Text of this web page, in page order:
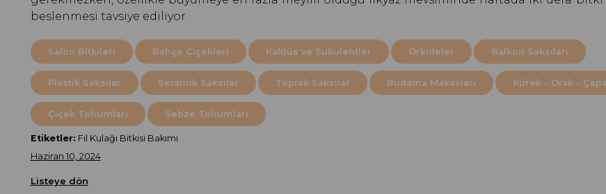
beslenmesi tavsiye ediliyor.
Salon Bitkileri Bahçe Çiçekleri Kaktüs ve Sukulentler Orkideler Balkon Saksıları
Plastik Saksılar Seramik Saksılar Toprak Saksılar Budama Makasları Kürek - Orak - Çapa
Çiçek Tohumları Sebze Tohumları
Etiketler: Fil Kulağı Bitkisi Bakımı
Haziran 10, 2024
Listeye dön